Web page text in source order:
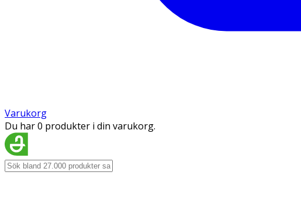
Varukorg
Du har 0 produkter i din varukorg.